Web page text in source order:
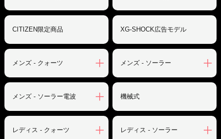
CITIZEN限定商品 XG-SHOCK広告モデル
メンズ - クォーツ メンズ - ソーラー
メンズ - ソーラー電波 機械式
レディス - クォーツ レディス - ソーラー